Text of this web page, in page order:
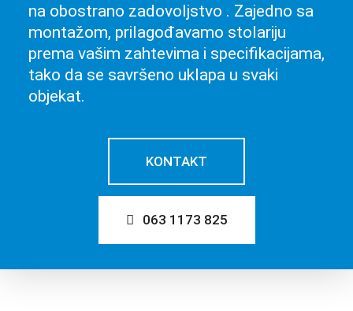
na obostrano zadovoljstvo . Zajedno sa
montažom, prilagođavamo stolariju
prema vašim zahtevima i specifikacijama,
tako da se savršeno uklapa u svaki
objekat.
KONTAKT
063 1173 825